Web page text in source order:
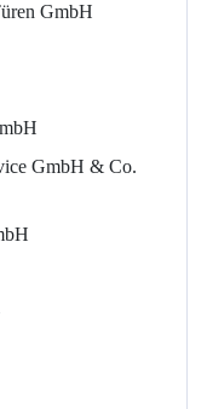
GmbH
GmbH & Co.